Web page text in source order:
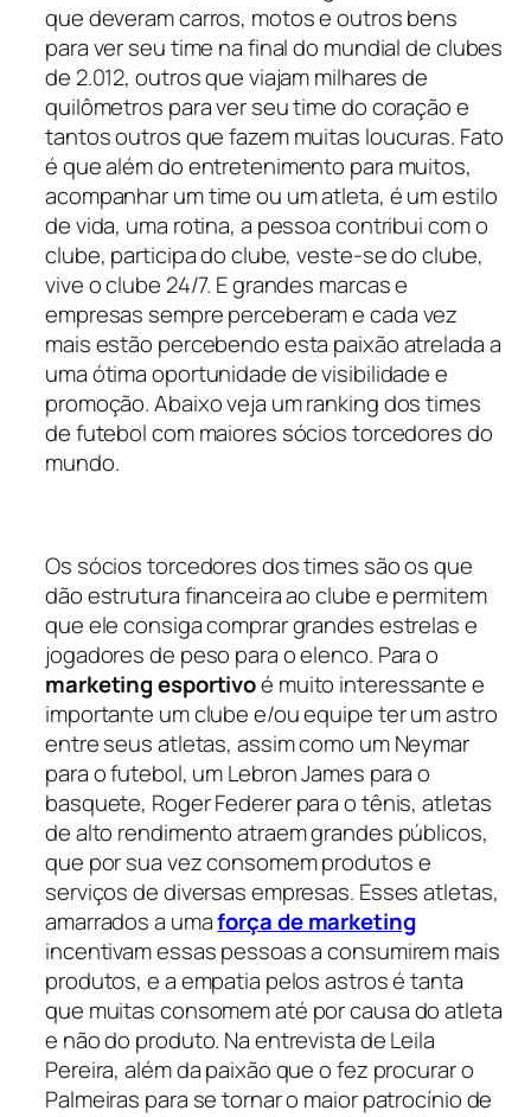
que deveram carros, motos e outros bens
para ver seu time na final do mundial de clubes
de 2.012, outros que viajam milhares de
quilômetros para ver seu time do coração e
tantos outros que fazem muitas loucuras. Fato
é que além do entretenimento para muitos,
acompanhar um time ou um atleta, é um estilo
de vida, uma rotina, a pessoa contribui com o
clube, participa do clube, veste-se do clube,
vive o clube 24/7. E grandes marcas e
empresas sempre perceberam e cada vez
mais estão percebendo esta paixão atrelada a
uma ótima oportunidade de visibilidade e
promoção. Abaixo veja um ranking dos times
de futebol com maiores sócios torcedores do
mundo.
Os sócios torcedores dos times são os que
dão estrutura financeira ao clube e permitem
que ele consiga comprar grandes estrelas e
jogadores de peso para o elenco. Para o
marketing esportivoé muito interessante e
importante um clube e/ou equipe ter um astro
entre seus atletas, assim como um Neymar
para o futebol, um Lebron James para o
basquete, Roger Federer para o tênis, atletas
de alto rendimento atraem grandes públicos,
que por sua vez consomem produtos e
serviços de diversas empresas. Esses atletas,
amarrados a umaforça de marketing
incentivam essas pessoas a consumirem mais
produtos, e a empatia pelos astros é tanta
que muitas consomem até por causa do atleta
e não do produto. Na entrevista de Leila
Pereira, além da paixão que o fez procurar o
Palmeiras para se tornar o maior patrocínio de